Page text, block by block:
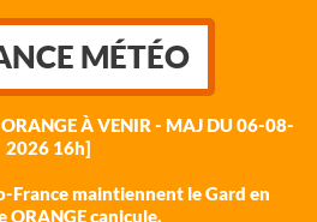
MÉTÉO
À VENIR - MAJ DU 06-08-
2026 16h]
France maintiennent le Gard en
ORANGE canicule.